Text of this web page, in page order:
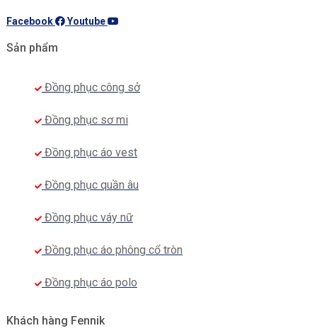
Facebook Youtube
Sản phẩm
Đồng phục công sở
Đồng phục sơ mi
Đồng phục áo vest
Đồng phục quần âu
Đồng phục váy nữ
Đồng phục áo phông cổ tròn
Đồng phục áo polo
Khách hàng Fennik